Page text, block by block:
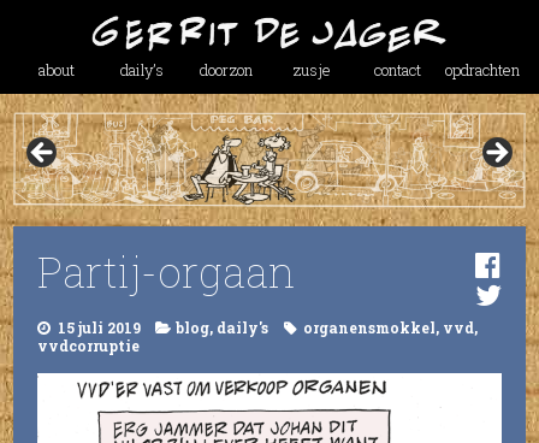
about daily’s doorzon zusje contact opdrachten
Partij-orgaan
15 juli 2019 blog, daily's organensmokkel, vvd,
vvdcorruptie